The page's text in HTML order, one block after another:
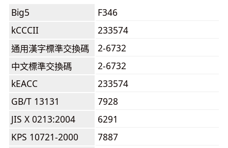
Big5
F346
kCCCII
233574
通用漢字標準交換碼
2-6732
中文標準交換碼
2-6732
kEACC
233574
GB/T 13131
7928
JIS X 0213:2004
6291
KPS 10721-2000
7887